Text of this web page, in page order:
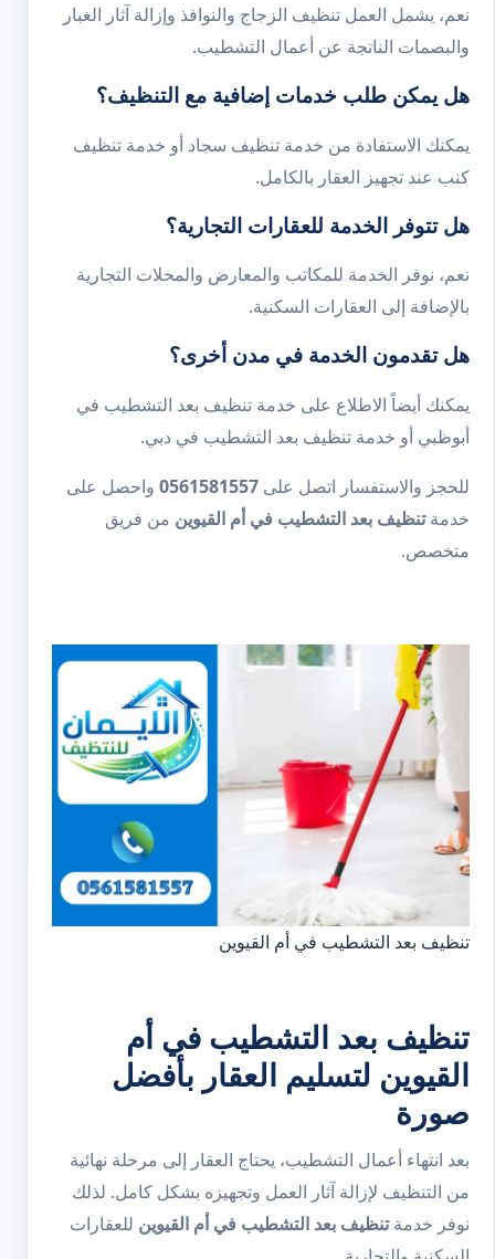
نعم، يشمل العمل تنظيف الزجاج والنوافذ وإزالة آثار الغبار
والبصمات الناتجة عن أعمال التشطيب.
هل يمكن طلب خدمات إضافية مع التنظيف؟
يمكنك الاستفادة من خدمة تنظيف سجاد أو خدمة تنظيف
كنب عند تجهيز العقار بالكامل.
هل تتوفر الخدمة للعقارات التجارية؟
نعم، نوفر الخدمة للمكاتب والمعارض والمحلات التجارية
بالإضافة إلى العقارات السكنية.
هل تقدمون الخدمة في مدن أخرى؟
يمكنك أيضاً الاطلاع على خدمة تنظيف بعد التشطيب في
أبوظبي أو خدمة تنظيف بعد التشطيب في دبي.
للحجز والاستفسار اتصل على 0561581557 واحصل على
خدمةتنظيف بعد التشطيب في أم القيوين من فريق
متخصص.
تنظيف بعد التشطيب في أم القيوين
تنظيف بعد التشطيب في أم
القيوين لتسليم العقار بأفضل
صورة
بعد انتهاء أعمال التشطيب، يحتاج العقار إلى مرحلة نهائية
من التنظيف لإزالة آثار العمل وتجهيزه بشكل كامل. لذلك
نوفر خدمةتنظيف بعد التشطيب في أم القيوين للعقارات